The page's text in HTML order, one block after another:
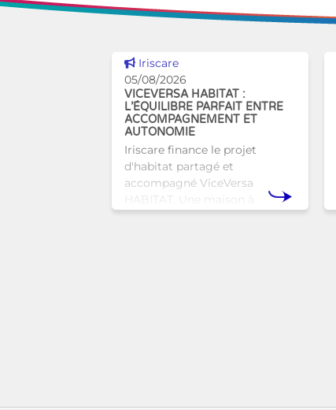
Voir cette news
Iriscare
05/08/2026
VICEVERSA HABITAT :
L’ÉQUILIBRE PARFAIT ENTRE
ACCOMPAGNEMENT ET
AUTONOMIE
Iriscare finance le projet
d'habitat partagé et
accompagné ViceVersa
HABITAT. Une maison à